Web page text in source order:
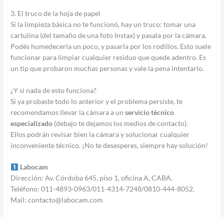
3. El truco de la hoja de papel
Si la limpieza básica no te funcionó, hay un truco: tomar una
cartulina (del tamaño de una foto Instax) y pasala por la cámara.
Podés humedecerla un poco, y pasarla por los rodillos. Esto suele
funcionar para limpiar cualquier residuo que quede adentro. Es
un tip que probaron muchas personas y vale la pena intentarlo.
¿Y si nada de esto funciona?
Si ya probaste todo lo anterior y el problema persiste, te
recomendamos llevar la cámara a unservicio técnico
especializado (debajo te dejamos los medios de contacto).
Ellos podrán revisar bien la cámara y solucionar cualquier
inconveniente técnico. ¡No te desesperes, siempre hay solución!
Labocam
Dirección: Av. Córdoba 645, piso 1, oficina A, CABA.
Teléfono: 011-4893-0963/011-4314-7248/0810-444-8052.
Mail: contacto@labocam.com